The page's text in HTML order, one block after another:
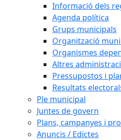
Informació dels
Agenda política
Grups municipals
Organització
Organismes
Altres
Pressupostos i
Resultats
Ple municipal
Juntes de govern
Plans, campanyes i
Anuncis / Edictes